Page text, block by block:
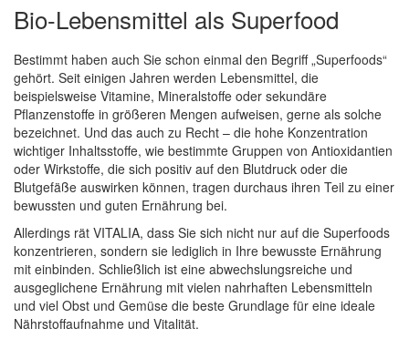
Bio-Lebensmittel als Superfood
Bestimmt haben auch Sie schon einmal den Begriff „Superfoods“
gehört. Seit einigen Jahren werden Lebensmittel, die
beispielsweise Vitamine, Mineralstoffe oder sekundäre
Pflanzenstoffe in größeren Mengen aufweisen, gerne als solche
bezeichnet. Und das auch zu Recht – die hohe Konzentration
wichtiger Inhaltsstoffe, wie bestimmte Gruppen von Antioxidantien
oder Wirkstoffe, die sich positiv auf den Blutdruck oder die
Blutgefäße auswirken können, tragen durchaus ihren Teil zu einer
bewussten und guten Ernährung bei.
Allerdings rät VITALIA, dass Sie sich nicht nur auf die Superfoods
konzentrieren, sondern sie lediglich in Ihre bewusste Ernährung
mit einbinden. Schließlich ist eine abwechslungsreiche und
ausgeglichene Ernährung mit vielen nahrhaften Lebensmitteln
und viel Obst und Gemüse die beste Grundlage für eine ideale
Nährstoffaufnahme und Vitalität.